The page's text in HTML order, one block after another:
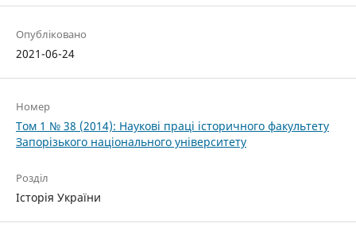
Опубліковано
2021-06-24
Номер
Том 1 № 38 (2014): Наукові праці історичного факультету
Запорізького національного університету
Розділ
Історія України